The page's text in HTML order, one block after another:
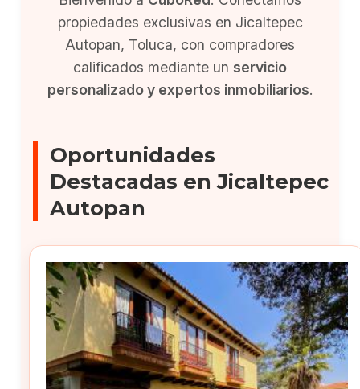
propiedades exclusivas en Jicaltepec
Autopan, Toluca, con compradores
calificados mediante un servicio
personalizado y expertos inmobiliarios.
Oportunidades
Destacadas en Jicaltepec
Autopan